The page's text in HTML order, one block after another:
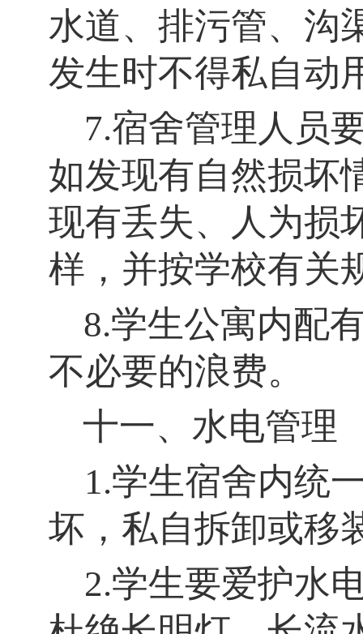
水道、排污管、沟
发生时不得私自动
7.宿舍管理人员
如发现有自然损坏
现有丢失、人为损
样，并按学校有关
8.学生公寓内配
不必要的浪费。
十一、水电管理
1.学生宿舍内统
坏，私自拆卸或移
2.学生要爱护水